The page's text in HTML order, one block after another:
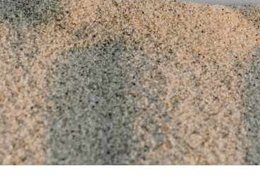
Een bijkomend handigheidje van de
De pot van de Rowo Flexi Forte gel is voorzien
vergrendeld worden voor transport. Zo kan een
naar een evenement zonder bang te hoeven zijn
Disclaimer:
Niet gebruiken bij gevoelige huid, slijmvlies,
Na gebruik goed de handen wassen.
Niet bij kinderen onder de 12 jaar gebruiken.